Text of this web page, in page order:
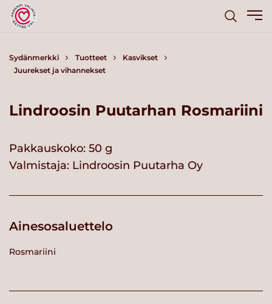
Sydänmerkki Tuotteet
Kasvikset
Juurekset ja vihannekset
Lindroosin Puutarhan Rosmariini
Pakkauskoko: 50 g
Valmistaja: Lindroosin Puutarha Oy
Ainesosaluettelo
Rosmariini